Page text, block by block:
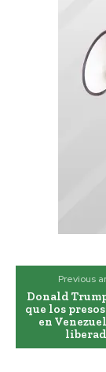
Previous
Donald
que los
en